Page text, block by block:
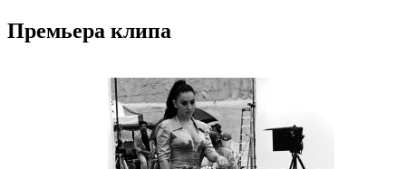
Премьера клипа